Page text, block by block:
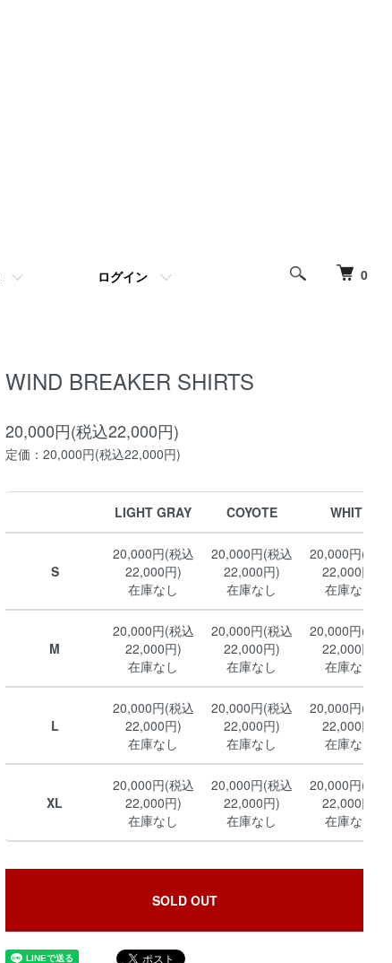
0
ログイン
WIND BREAKER SHIRTS
20,000円(税込22,000円)
定価：20,000円(税込22,000円)
LIGHT GRAY COYOTE WHITE
S
20,000円(税込
22,000円)
在庫なし
20,000円(税込
22,000円)
在庫なし
20,000円(税込
22,000円)
在庫なし
M
20,000円(税込
22,000円)
在庫なし
20,000円(税込
22,000円)
在庫なし
20,000円(税込
22,000円)
在庫なし
L
20,000円(税込
22,000円)
在庫なし
20,000円(税込
22,000円)
在庫なし
20,000円(税込
22,000円)
在庫なし
XL
20,000円(税込
22,000円)
在庫なし
20,000円(税込
22,000円)
在庫なし
20,000円(税込
22,000円)
在庫なし
SOLD OUT